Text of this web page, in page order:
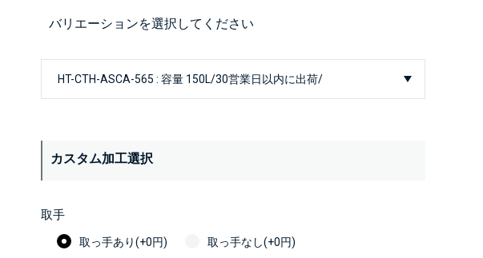
バリエーションを選択してください
カスタム加工選択
取手
取っ手あり(+0円) 取っ手なし(+0円)